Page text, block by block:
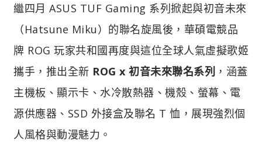
繼四月 ASUS TUF Gaming 系列掀起與初音未來
（Hatsune Miku）的聯名旋風後，華碩電競品
牌 ROG 玩家共和國再度與這位全球人氣虛擬歌姬
攜手，推出全新 ROG x 初音未來聯名系列 ，涵蓋
主機板、顯示卡、水冷散熱器、機殼、螢幕、電
源供應器、SSD 外接盒及聯名 T 恤，展現強烈個
人風格與動漫魅力。